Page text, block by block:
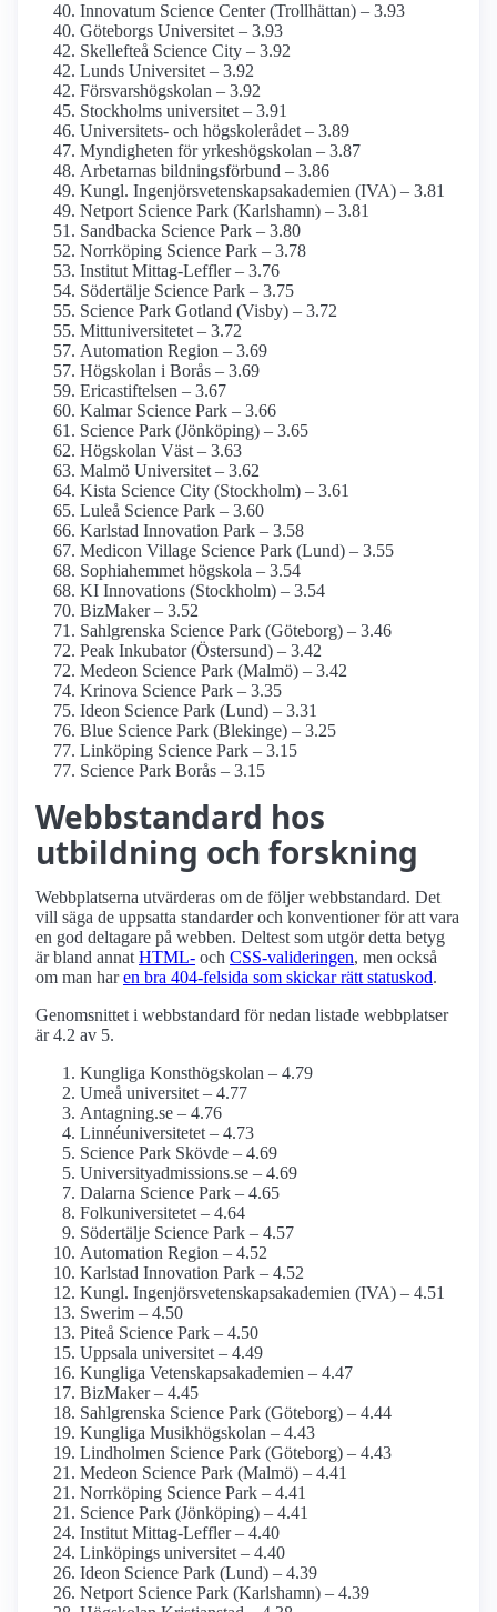
Innovatum Science Center (Trollhättan) – 3.93
Göteborgs Universitet – 3.93
Skellefteå Science City – 3.92
Lunds Universitet – 3.92
Försvars­högskolan – 3.92
Stockholms universitet – 3.91
Universitets- och högskolerådet – 3.89
Myndigheten för yrkes­högskolan – 3.87
Arbetarnas bildningsförbund – 3.86
Kungl. Ingenjörsvetenskapsakademien (IVA) – 3.81
Netport Science Park (Karlshamn) – 3.81
Sandbacka Science Park – 3.80
Norrköping Science Park – 3.78
Institut Mittag-Leffler – 3.76
Södertälje Science Park – 3.75
Science Park Gotland (Visby) – 3.72
Mitt­universitetet – 3.72
Automation Region – 3.69
Högskolan i Borås – 3.69
Ericastiftelsen – 3.67
Kalmar Science Park – 3.66
Science Park (Jönköping) – 3.65
Högskolan Väst – 3.63
Malmö Universitet – 3.62
Kista Science City (Stockholm) – 3.61
Luleå Science Park – 3.60
Karlstad Innovation Park – 3.58
Medicon Village Science Park (Lund) – 3.55
Sophiahemmet högskola – 3.54
KI Innovations (Stockholm) – 3.54
BizMaker – 3.52
Sahlgrenska Science Park (Göteborg) – 3.46
Peak Inkubator (Östersund) – 3.42
Medeon Science Park (Malmö) – 3.42
Krinova Science Park – 3.35
Ideon Science Park (Lund) – 3.31
Blue Science Park (Blekinge) – 3.25
Linköping Science Park – 3.15
Science Park Borås – 3.15
Webbstandard hos
utbildning och forskning
Webbplatserna utvärderas om de följer webbstandard. Det
vill säga de uppsatta standarder och konventioner för att vara
en god deltagare på webben. Deltest som utgör detta betyg
är bland annat HTML- och CSS-valideringen, men också
om man haren bra 404-felsida som skickar rätt statuskod.
Genomsnittet i webbstandard för nedan listade webbplatser
är 4.2 av 5.
Kungliga Konst­högskolan – 4.79
Umeå universitet – 4.77
Antagning.se – 4.76
Linné­universitetet – 4.73
Science Park Skövde – 4.69
University­admissions.se – 4.69
Dalarna Science Park – 4.65
Folkuniversitetet – 4.64
Södertälje Science Park – 4.57
Automation Region – 4.52
Karlstad Innovation Park – 4.52
Kungl. Ingenjörsvetenskapsakademien (IVA) – 4.51
Swerim – 4.50
Piteå Science Park – 4.50
Uppsala universitet – 4.49
Kungliga Vetenskaps­akademien – 4.47
BizMaker – 4.45
Sahlgrenska Science Park (Göteborg) – 4.44
Kungliga Musik­högskolan – 4.43
Lindholmen Science Park (Göteborg) – 4.43
Medeon Science Park (Malmö) – 4.41
Norrköping Science Park – 4.41
Science Park (Jönköping) – 4.41
Institut Mittag-Leffler – 4.40
Linköpings universitet – 4.40
Ideon Science Park (Lund) – 4.39
Netport Science Park (Karlshamn) – 4.39